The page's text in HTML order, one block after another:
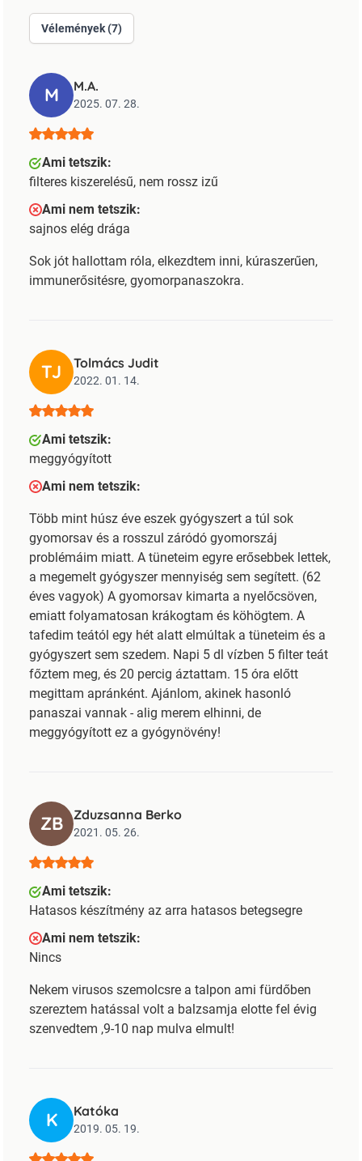
Vélemények (7)
M M.A.
2025. 07. 28.
Ami tetszik:
filteres kiszerelésű, nem rossz izű
Ami nem tetszik:
sajnos elég drága
Sok jót hallottam róla, elkezdtem inni, kúraszerűen,
immunerősitésre, gyomorpanaszokra.
TJ Tolmács Judit
2022. 01. 14.
Ami tetszik:
meggyógyított
Ami nem tetszik:
Több mint húsz éve eszek gyógyszert a túl sok
gyomorsav és a rosszul záródó gyomorszáj
problémáim miatt. A tüneteim egyre erősebbek lettek,
a megemelt gyógyszer mennyiség sem segített. (62
éves vagyok) A gyomorsav kimarta a nyelőcsöven,
emiatt folyamatosan krákogtam és köhögtem. A
tafedim teától egy hét alatt elmúltak a tüneteim és a
gyógyszert sem szedem. Napi 5 dl vízben 5 filter teát
főztem meg, és 20 percig áztattam. 15 óra előtt
megittam apránként. Ajánlom, akinek hasonló
panaszai vannak - alig merem elhinni, de
meggyógyított ez a gyógynövény!
ZB Zduzsanna Berko
2021. 05. 26.
Ami tetszik:
Hatasos készítmény az arra hatasos betegsegre
Ami nem tetszik:
Nincs
Nekem virusos szemolcsre a talpon ami fürdőben
szereztem hatással volt a balzsamja elotte fel évig
szenvedtem ,9-10 nap mulva elmult!
K Katóka
2019. 05. 19.